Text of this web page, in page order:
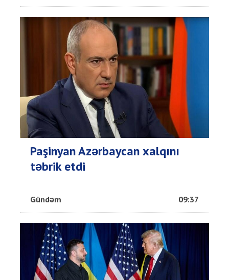
Paşinyan Azərbaycan xalqını
təbrik etdi
Gündəm 09:37